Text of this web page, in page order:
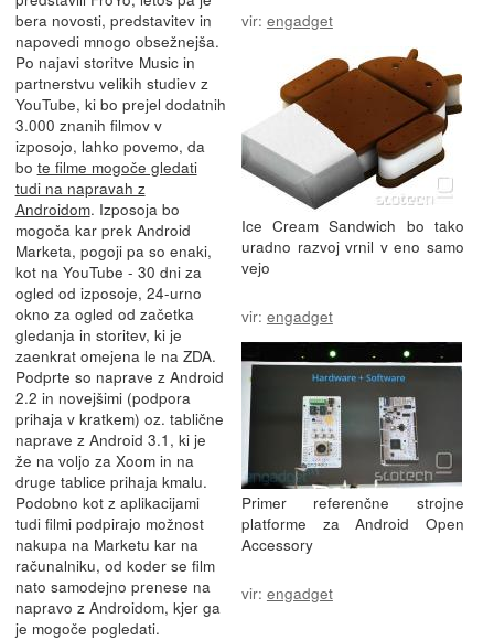
vir: engadget
Ice Cream Sandwich bo tako
uradno razvoj vrnil v eno samo
vejo
vir: engadget
Primer referenčne strojne
platforme za Android Open
Accessory
vir: engadget
bera novosti, predstavitev in
napovedi mnogo obsežnejša.
Po najavi storitve Music in
partnerstvu velikih studiev z
YouTube, ki bo prejel dodatnih
3.000 znanih filmov v
izposojo, lahko povemo, da
bo te filme mogoče gledati
tudi na napravah z
Androidom. Izposoja bo
mogoča kar prek Android
Marketa, pogoji pa so enaki,
kot na YouTube - 30 dni za
ogled od izposoje, 24-urno
okno za ogled od začetka
gledanja in storitev, ki je
zaenkrat omejena le na ZDA.
Podprte so naprave z Android
2.2 in novejšimi (podpora
prihaja v kratkem) oz. tablične
naprave z Android 3.1, ki je
že na voljo za Xoom in na
druge tablice prihaja kmalu.
Podobno kot z aplikacijami
tudi filmi podpirajo možnost
nakupa na Marketu kar na
računalniku, od koder se film
nato samodejno prenese na
napravo z Androidom, kjer ga
je mogoče pogledati.